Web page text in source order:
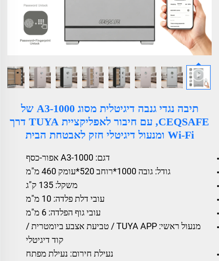
תיבה נגדי גנבה דיגיטלית מסוג A3-1000 של
CEQSAFE, עם חיבור לאפליקציית TUYA דרך
Wi-Fi ומנעול דיגיטלי חזק לאבטחת הבית
דגם: A3-1000 אפור-כסף
גודל: גובה 1000*רוחב 520*עומק 460 מ"מ
משקל: 135 ק"ג
עובי דלת פלדה: 10 מ"מ
עובי גוף הפלדה: 6 מ"מ
מנעול ראשי: TUYA APP / טביעת אצבע ביומטרית /
קוד דיגיטלי
נעילת חירום: נעילת מפתח